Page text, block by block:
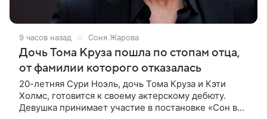
9 часов назад Соня Жарова
Дочь Тома Круза пошла по стопам отца,
от фамилии которого отказалась
20-летняя Сури Ноэль, дочь Тома Круза и Кэти
Холмс, готовится к своему актерскому дебюту.
Девушка принимает участие в постановке «Сон в